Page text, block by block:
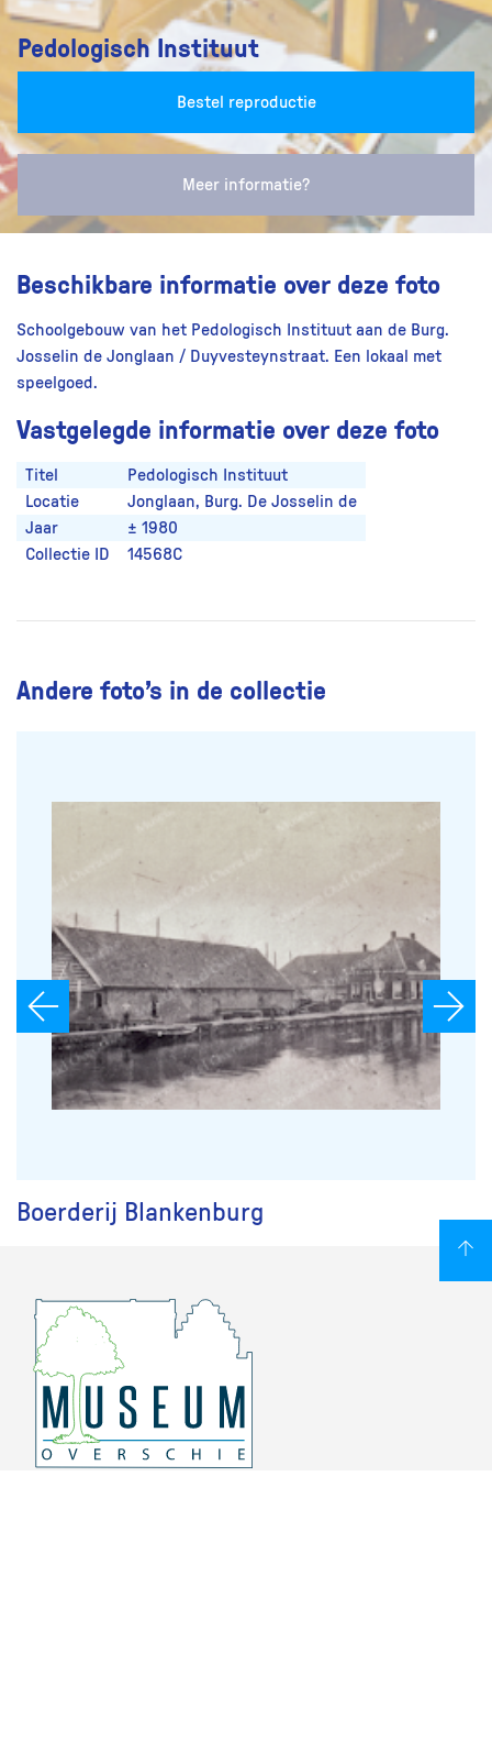
Pedologisch Instituut
Bestel reproductie
Meer informatie?
Beschikbare informatie over deze foto
Schoolgebouw van het Pedologisch Instituut aan de Burg.
Josselin de Jonglaan / Duyvesteynstraat. Een lokaal met
speelgoed.
Vastgelegde informatie over deze foto
Titel
Pedologisch Instituut
Locatie
Jonglaan, Burg. De Josselin de
Jaar
± 1980
Collectie ID
14568C
Andere foto’s in de collectie
Boerderij Blankenburg